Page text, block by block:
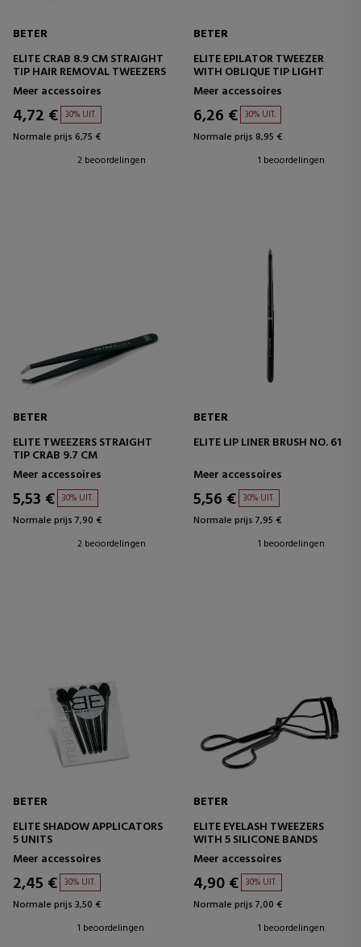
BETER
ELITE CRAB 8.9 CM STRAIGHT
TIP HAIR REMOVAL TWEEZERS
Meer accessoires
4,72 € 30% UIT.
Normale prijs 6,75 €
2 beoordelingen
BETER
ELITE EPILATOR TWEEZER
WITH OBLIQUE TIP LIGHT
Meer accessoires
6,26 € 30% UIT.
Normale prijs 8,95 €
1 beoordelingen
BETER
ELITE TWEEZERS STRAIGHT
TIP CRAB 9.7 CM
Meer accessoires
5,53 € 30% UIT.
Normale prijs 7,90 €
2 beoordelingen
BETER
ELITE LIP LINER BRUSH NO. 61
Meer accessoires
5,56 € 30% UIT.
Normale prijs 7,95 €
1 beoordelingen
BETER
ELITE SHADOW APPLICATORS
5 UNITS
Meer accessoires
2,45 € 30% UIT.
Normale prijs 3,50 €
1 beoordelingen
BETER
ELITE EYELASH TWEEZERS
WITH 5 SILICONE BANDS
Meer accessoires
4,90 € 30% UIT.
Normale prijs 7,00 €
1 beoordelingen